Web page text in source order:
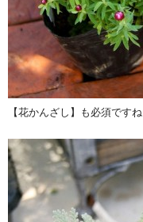
【花かんざし】も必須ですね